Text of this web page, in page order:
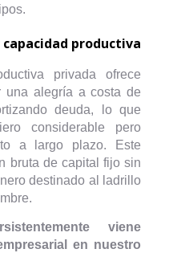
productiva
privada ofrece
una alegría a costa de
deuda, lo que
considerable pero
a largo plazo. Este
bruta de capital fijo sin
destinado al ladrillo
viene
en nuestro